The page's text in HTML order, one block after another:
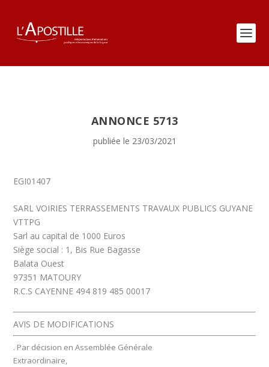
ANNONCE 5713
publiée le 23/03/2021
EGI01407
SARL VOIRIES TERRASSEMENTS TRAVAUX PUBLICS GUYANE
VTTPG
Sarl au capital de 1000 Euros
Siège social : 1, Bis Rue Bagasse
Balata Ouest
97351 MATOURY
R.C.S CAYENNE 494 819 485 00017
AVIS DE MODIFICATIONS
. Par décision en Assemblée Générale
Extraordinaire,